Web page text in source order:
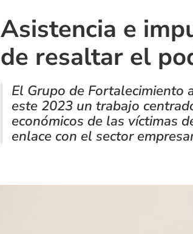
Asistencia e
de resaltar el
El Grupo de Fortalecimiento
este 2023 un trabajo
económicos de las víctimas
enlace con el sector